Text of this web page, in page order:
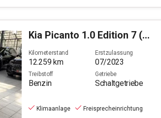
Kia Picanto 1.0 Edition 7 (EURO 6d)
Kilometerstand
12.259km
Erstzulassung
07/2023
Treibstoff
Benzin
Getriebe
Schaltgetriebe
Klimaanlage
Freisprecheinrichtung